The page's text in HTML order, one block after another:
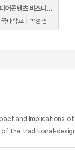
미디어콘텐츠 비즈니스모델 1
국대학교 | 박성연
Impact and
of the traditional-